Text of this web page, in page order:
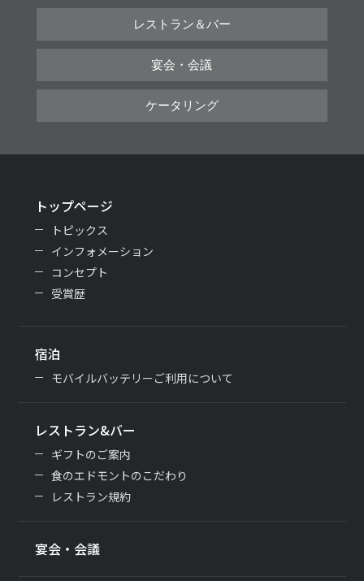
レストラン＆バー
宴会・会議
ケータリング
トップページ
トピックス
インフォメーション
コンセプト
受賞歴
宿泊
モバイルバッテリーご利用について
レストラン&バー
ギフトのご案内
食のエドモントのこだわり
レストラン規約
宴会・会議